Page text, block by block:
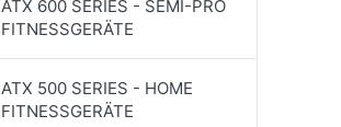
ATX 600 SERIES - SEMI-PRO
FITNESSGERÄTE
ATX 500 SERIES - HOME
FITNESSGERÄTE